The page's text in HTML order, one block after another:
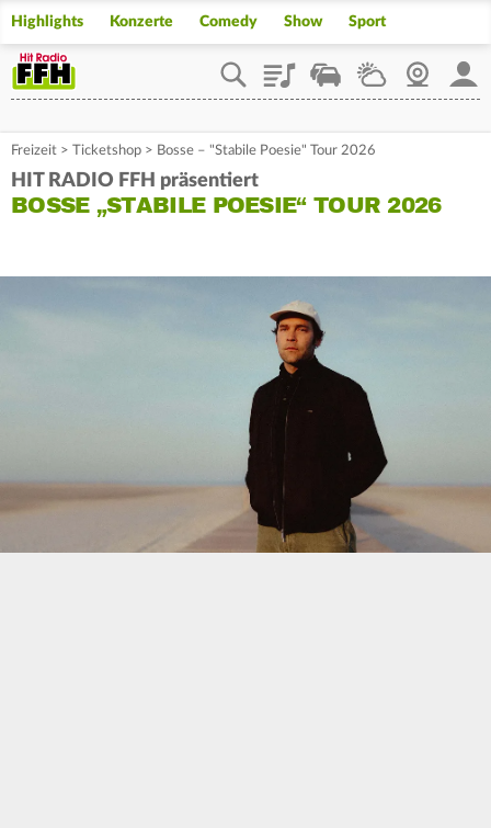
Highlights Konzerte Comedy Show Sport
PlaylistStaupilotWetterWebcam
Freizeit > Ticketshop > Bosse – "Stabile Poesie" Tour 2026
HIT RADIO FFH präsentiert
BOSSE „STABILE POESIE“ TOUR 2026